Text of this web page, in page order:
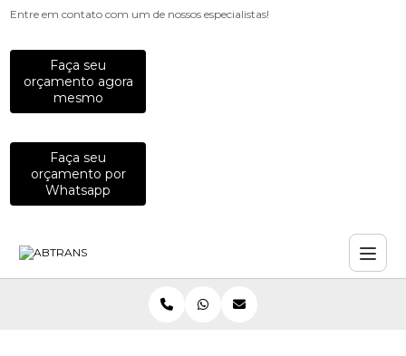
Entre em contato com um de nossos especialistas!
Faça seu
orçamento agora
mesmo
Faça seu
orçamento por
Whatsapp